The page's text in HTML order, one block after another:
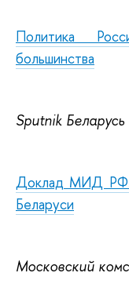
Политика
большинства
Sputnik Беларусь
Доклад МИД РФ:
Беларуси
Московский